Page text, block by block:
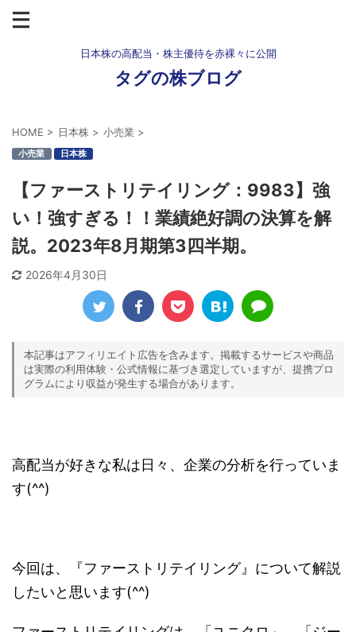
日本株の高配当・株主優待を赤裸々に公開
タグの株ブログ
HOME > 日本株 > 小売業 >
小売業 日本株
【ファーストリテイリング：9983】強
い！強すぎる！！業績絶好調の決算を解
説。2023年8月期第3四半期。
2026年4月30日
本記事はアフィリエイト広告を含みます。掲載するサービスや商品
は実際の利用体験・公式情報に基づき選定していますが、提携プロ
グラムにより収益が発生する場合があります。
高配当が好きな私は日々、企業の分析を行っていま
す(^^)
今回は、『ファーストリテイリング』について解説
したいと思います(^^)